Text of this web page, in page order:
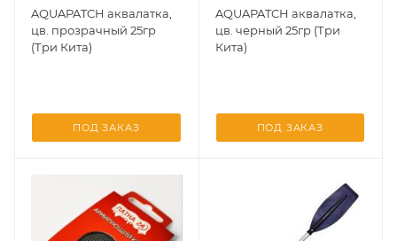
AQUAPATCH аквалатка,
цв. прозрачный 25гр
(Три Кита)
ПОД ЗАКАЗ
AQUAPATCH аквалатка,
цв. черный 25гр (Три
Кита)
ПОД ЗАКАЗ